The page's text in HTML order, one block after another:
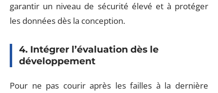
garantir un niveau de sécurité élevé et à protéger
les données dès la conception.
4. Intégrer l’évaluation dès le
développement
Pour ne pas courir après les failles à la dernière